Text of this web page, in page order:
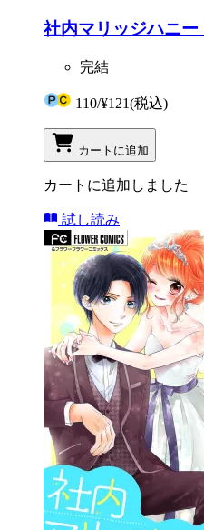
社内マリッジハニー
完結
110/¥121(税込)
カートに追加
カートに追加しました
試し読み